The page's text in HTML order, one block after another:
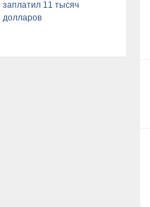
заплатил 11 тысяч
долларов